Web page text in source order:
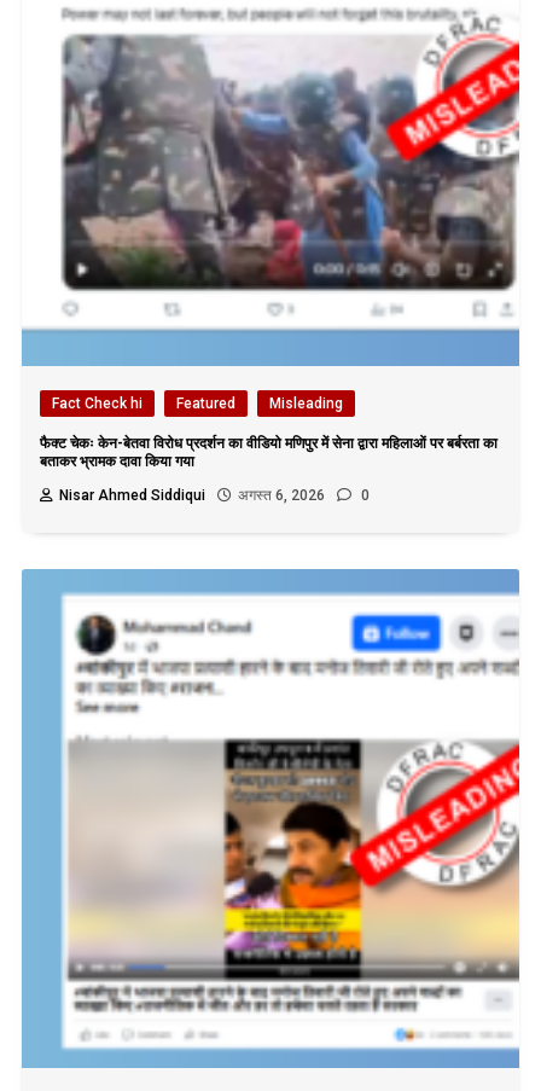
Fact Check hi Featured Misleading
फैक्ट चेकः केन-बेतवा विरोध प्रदर्शन का वीडियो मणिपुर में सेना द्वारा महिलाओं पर बर्बरता का
बताकर भ्रामक दावा किया गया
Nisar Ahmed Siddiqui
अगस्त 6, 2026 0